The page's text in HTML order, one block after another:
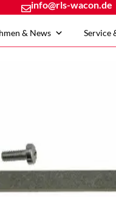
info@rls-wacon.de
& News Service